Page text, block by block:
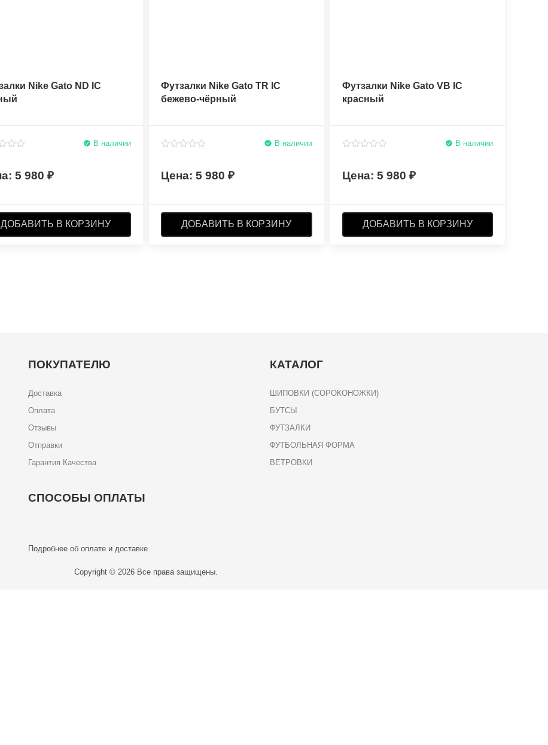
Nike Gato ND IC
В наличии
5 980
ДОБАВИТЬ В КОРЗИНУ
Футзалки Nike Gato TR IC
бежево-чёрный
В наличии
5 980
ДОБАВИТЬ В КОРЗИНУ
Футзалки Nike Gato VB IC
красный
В наличии
5 980
ДОБАВИТЬ В КОРЗИНУ
ПОКУПАТЕЛЮ
Доставка
Оплата
Отзывы
Отправки
Гарантия Качества
КАТАЛОГ
ШИПОВКИ (СОРОКОНОЖКИ)
БУТСЫ
ФУТЗАЛКИ
ФУТБОЛЬНАЯ ФОРМА
ВЕТРОВКИ
СПОСОБЫ ОПЛАТЫ
Подробнее об оплате и доставке
Copyright © 2026 Все права защищены.